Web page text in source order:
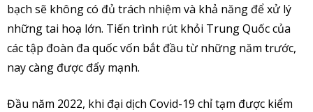
bạch sẽ không có đủ trách nhiệm và khả năng để xử lý
những tai hoạ lớn. Tiến trình rút khỏi Trung Quốc của
các tập đoàn đa quốc vốn bắt đầu từ những năm trước,
nay càng được đẩy mạnh.
Đầu năm 2022, khi đại dịch Covid-19 chỉ tạm được kiểm